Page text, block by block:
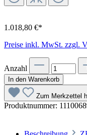
1.018,80 €*
Preise inkl. MwSt. zzgl.
Anzahl
In den Warenkorb
Zum Merkzettel
Produktnummer: